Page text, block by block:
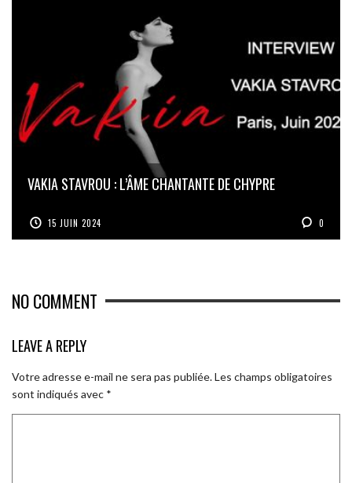
VAKIA STAVROU : L’ÂME CHANTANTE DE CHYPRE
15 JUIN 2024 0
NO COMMENT
LEAVE A REPLY
Votre adresse e-mail ne sera pas publiée.Les champs obligatoires
sont indiqués avec *